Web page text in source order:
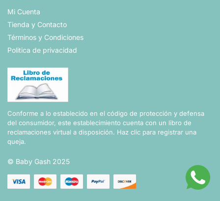
Mi Cuenta
Tienda y Contacto
Términos y Condiciones
Politica de privacidad
Conforme a lo establecido en el código de protección y defensa
del consumidor, este establecimiento cuenta con un libro de
reclamaciones virtual a disposición. Haz clic para registrar una
queja.
© Baby Gash 2025